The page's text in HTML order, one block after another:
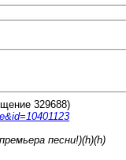
329688)
песни!)(h)(h)